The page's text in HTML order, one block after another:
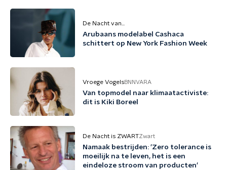
De Nacht van...
Arubaans modelabel Cashaca
schittert op New York Fashion Week
Vroege VogelsBNNVARA
Van topmodel naar klimaatactiviste:
dit is Kiki Boreel
De Nacht is ZWARTZwart
Namaak bestrijden: 'Zero tolerance is
moeilijk na te leven, het is een
eindeloze stroom van producten'